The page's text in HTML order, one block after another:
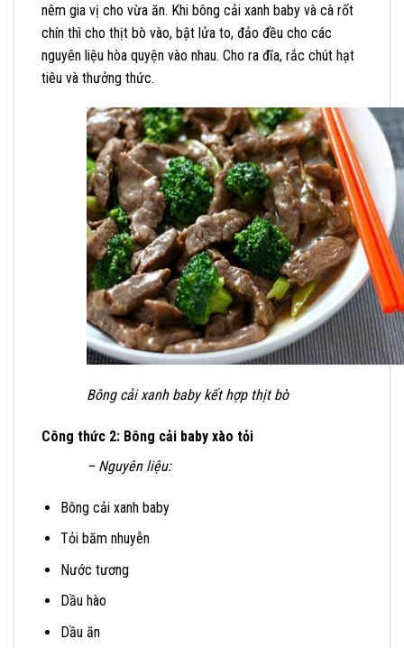
nêm gia vị cho vừa ăn. Khi bông cải xanh baby và cà rốt
chín thì cho thịt bò vào, bật lửa to, đảo đều cho các
nguyên liệu hòa quyện vào nhau. Cho ra đĩa, rắc chút hạt
tiêu và thưởng thức.
Bông cải xanh baby kết hợp thịt bò
Công thức 2: Bông cải baby xào tỏi
– Nguyên liệu:
Bông cải xanh baby
Tỏi băm nhuyễn
Nước tương
Dầu hào
Dầu ăn